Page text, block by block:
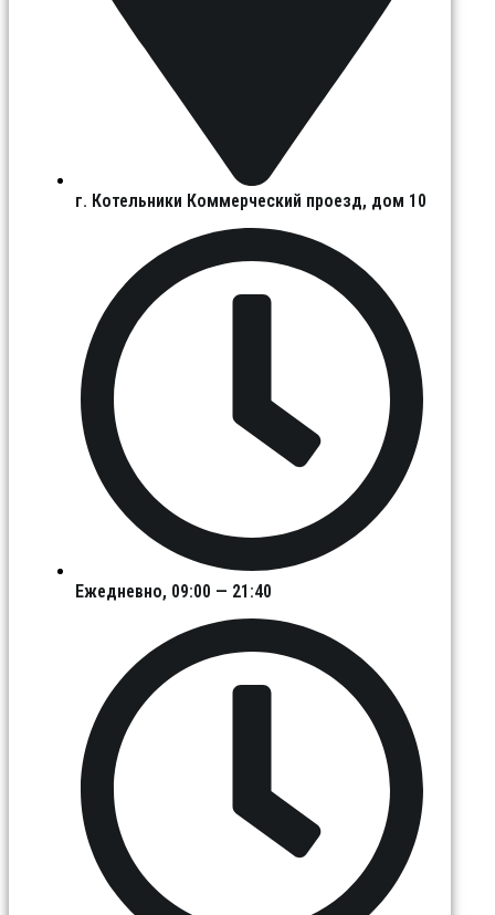
г. Котельники Коммерческий проезд, дом 10
Ежедневно, 09:00 — 21:40